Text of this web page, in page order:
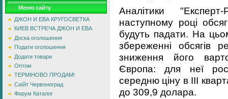
Меню сайту
ДЖОН И ЕВА КРУГОСВЕТКА
КИЕВ ВСТРЕЧА ДЖОН И ЕВА
Доска оголошення
Подати оголошення
Додати товари
Оптом
ТЕРМІНОВО ПРОДАМ!
Саїйт Червоноград
Форум Каталог
Аналітики
наступному році
будуть падати. На
збереженні обсягів
зниження його
Європа: для неї
середню ціну в III
до 309,9 долара.